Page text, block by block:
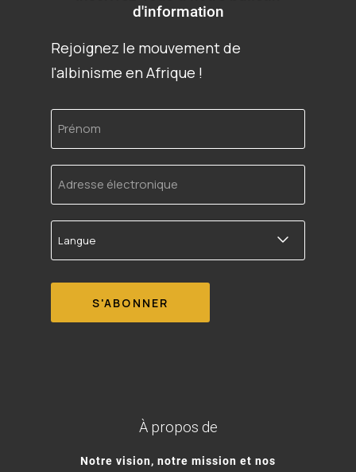
d'information
Rejoignez le mouvement de
l'albinisme en Afrique !
Prénom
Adresse
électronique
Langue
À propos de
Notre vision, notre mission et nos